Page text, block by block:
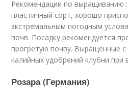
Рекомендации по выращиванию :
пластичный сорт, хорошо
экстремальным погодным
почв. Посадку рекомендуется
прогретую почву. Выращенные с
калийных удобрений клубни при
Розара (Германия)